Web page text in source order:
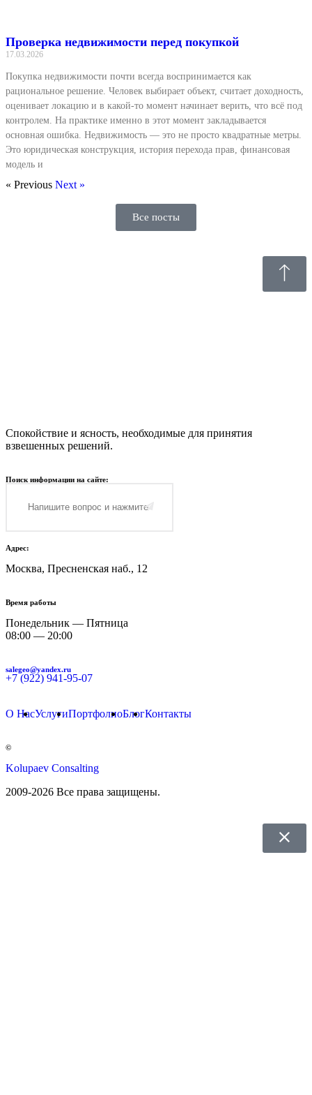
Проверка недвижимости перед покупкой
17.03.2026
Покупка недвижимости почти всегда воспринимается как
рациональное решение. Человек выбирает объект, считает доходность,
оценивает локацию и в какой-то момент начинает верить, что всё под
контролем. На практике именно в этот момент закладывается
основная ошибка. Недвижимость — это не просто квадратные метры.
Это юридическая конструкция, история перехода прав, финансовая
модель и
« Previous Next »
Все посты
Спокойствие и ясность, необходимые для принятия
взвешенных решений.
Поиск информации на сайте:
Адрес:
Москва, Пресненская наб., 12
Время работы
Понедельник — Пятница
08:00 — 20:00
salegeo@yandex.ru
+7 (922) 941-95-07
О НасУслугиПортфолиоБлогКонтакты
©
Kolupaev Consalting
2009-2026 Все права защищены.